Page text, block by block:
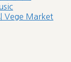
Vege Market